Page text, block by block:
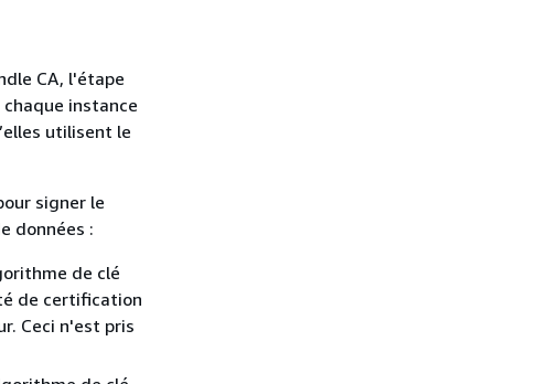
CA, l'étape
instance
utilisent le
signer le
données :
de clé
de certification
Ceci n'est pris